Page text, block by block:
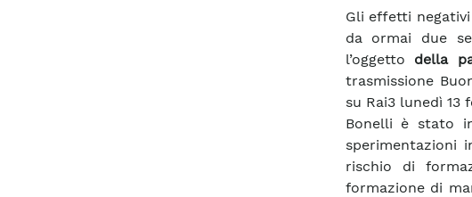
Gli effetti
da ormai due
l’oggetto della
trasmissione
su Rai3 lunedì 13
Bonelli è stato
sperimentazioni
rischio di
formazione di